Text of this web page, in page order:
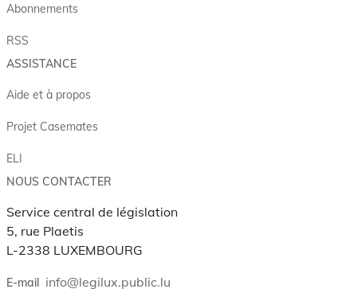
Abonnements
RSS
ASSISTANCE
Aide et à propos
Projet Casemates
ELI
NOUS CONTACTER
Service central de législation
5, rue Plaetis
L-2338 LUXEMBOURG
E-mail info@legilux.public.lu